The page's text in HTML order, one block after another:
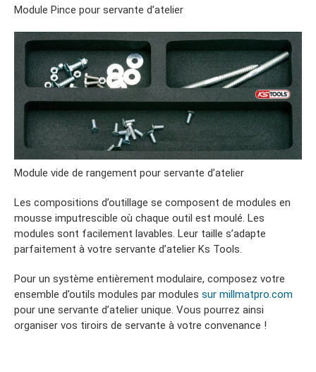
Module Pince pour servante d’atelier
Module vide de rangement pour servante d’atelier
Les compositions d’outillage se composent de modules en
mousse imputrescible où chaque outil est moulé. Les
modules sont facilement lavables. Leur taille s’adapte
parfaitement à votre servante d’atelier Ks Tools.
Pour un système entièrement modulaire, composez votre
ensemble d’outils modules par modules sur millmatpro.com
pour une servante d’atelier unique. Vous pourrez ainsi
organiser vos tiroirs de servante à votre convenance !